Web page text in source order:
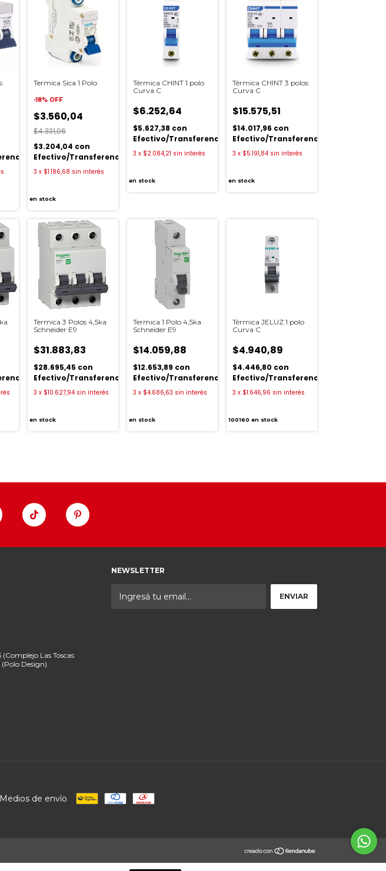
Termica Sica 1 Polo
-18% OFF
$3.560,04
$4.331,06
$3.204,04 con
Efectivo/Transferencia
3 x $1.186,68 sin interés
en stock
Térmica CHINT 1 polo
Curva C
$6.252,64
$5.627,38 con
Efectivo/Transferencia
3 x $2.084,21 sin interés
en stock
Térmica CHINT 3 polos
Curva C
$15.575,51
$14.017,96 con
Efectivo/Transferencia
3 x $5.191,84 sin interés
en stock
Termica 3 Polos 4,5ka
Schneider E9
$31.883,83
$28.695,45 con
Efectivo/Transferencia
3 x $10.627,94 sin interés
en stock
Termica 1 Polo 4,5ka
Schneider E9
$14.059,88
$12.653,89 con
Efectivo/Transferencia
3 x $4.686,63 sin interés
en stock
Térmica JELUZ 1 polo
Curva C
$4.940,89
$4.446,80 con
Efectivo/Transferencia
3 x $1.646,96 sin interés
100160 en stock
Las Toscas
Design)
NEWSLETTER
Medios de envío